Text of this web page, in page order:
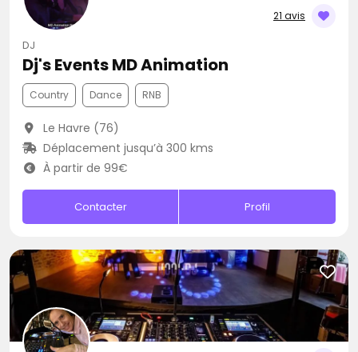
21 avis
DJ
Dj's Events MD Animation
Country Dance RNB
Le Havre (76)
Déplacement jusqu’à 300 kms
À partir de 99€
Contacter Profil